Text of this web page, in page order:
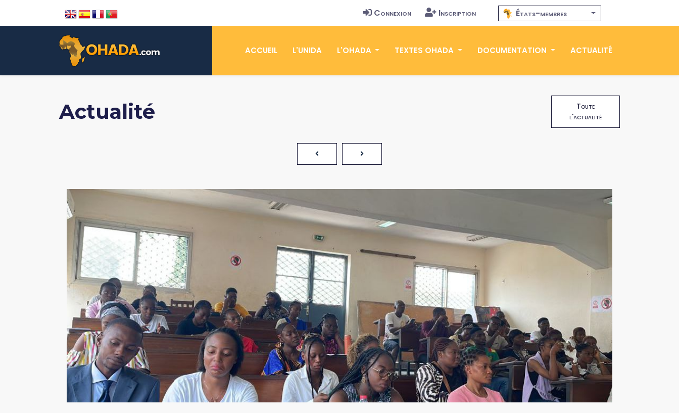
Connexion Inscription États-membres
ACCUEIL L'UNIDA L'OHADA TEXTES OHADA DOCUMENTATION ACTUALITÉ
Actualité
Toute
l'actualité